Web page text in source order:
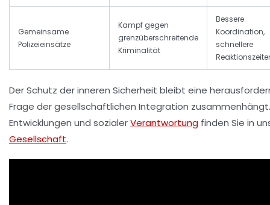
Gemeinsame
Polizeieinsätze
Kampf gegen
grenzüberschreitende
Kriminalität
Bessere
Koordination,
schnellere
Der Schutz der inneren Sicherheit bleibt eine
Frage der gesellschaftlichen Integration
Entwicklungen und sozialerVerantwortung finden Sie in
Gesellschaft.